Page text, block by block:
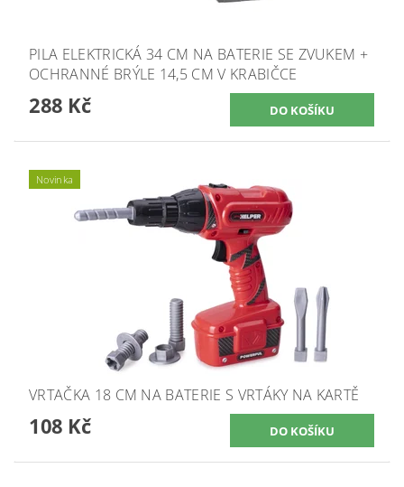
PILA ELEKTRICKÁ 34 CM NA BATERIE SE ZVUKEM +
OCHRANNÉ BRÝLE 14,5 CM V KRABIČCE
288 Kč
Novinka
VRTAČKA 18 CM NA BATERIE S VRTÁKY NA KARTĚ
108 Kč